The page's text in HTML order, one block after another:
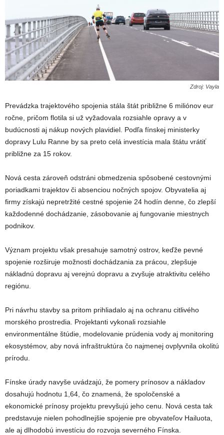
Zdroj: Vayla
Prevádzka trajektového spojenia stála štát približne 6 miliónov eur
ročne, pričom flotila si už vyžadovala rozsiahle opravy a v
budúcnosti aj nákup nových plavidiel. Podľa fínskej ministerky
dopravy Lulu Ranne by sa preto celá investícia mala štátu vrátiť
približne za 15 rokov.
Nová cesta zároveň odstráni obmedzenia spôsobené cestovnými
poriadkami trajektov či absenciou nočných spojov. Obyvatelia aj
firmy získajú nepretržité cestné spojenie 24 hodín denne, čo zlepší
každodenné dochádzanie, zásobovanie aj fungovanie miestnych
podnikov.
Význam projektu však presahuje samotný ostrov, keďže pevné
spojenie rozširuje možnosti dochádzania za prácou, zlepšuje
nákladnú dopravu aj verejnú dopravu a zvyšuje atraktivitu celého
regiónu.
Pri návrhu stavby sa pritom prihliadalo aj na ochranu citlivého
morského prostredia. Projektanti vykonali rozsiahle
environmentálne štúdie, modelovanie prúdenia vody aj monitoring
ekosystémov, aby nová infraštruktúra čo najmenej ovplyvnila okolitú
prírodu.
Fínske úrady navyše uvádzajú, že pomery prínosov a nákladov
dosahujú hodnotu 1,64, čo znamená, že spoločenské a
ekonomické prínosy projektu prevyšujú jeho cenu. Nová cesta tak
predstavuje nielen pohodlnejšie spojenie pre obyvateľov Hailuota,
ale aj dlhodobú investíciu do rozvoja severného Fínska.